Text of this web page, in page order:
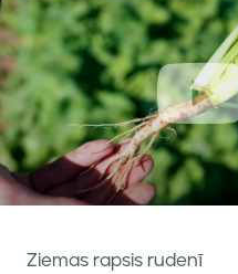
Ziemas rapsis rudenī